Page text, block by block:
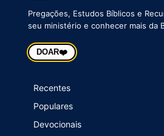
Pregações, Estudos Bíblicos e
seu ministério e conhecer mais da
DOAR❤️
Recentes
Populares
Devocionais